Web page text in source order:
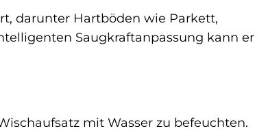
darunter Hartböden wie Parkett,
Saugkraftanpassung kann er
mit Wasser zu befeuchten.